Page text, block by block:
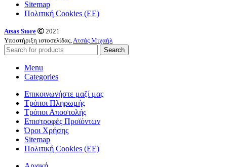
Sitemap
Πολιτική Cookies (ΕΕ)
Atsas Store
2021
Υποστήριξη ιστοσελίδας,Ατσάς Μιχαήλ
Search
Menu
Categories
Επικοινωνήστε μαζί μας
Τρόποι Πληρωμής
Τρόποι Αποστολής
Επιστροφές Προϊόντων
Όροι Χρήσης
Sitemap
Πολιτική Cookies (ΕΕ)